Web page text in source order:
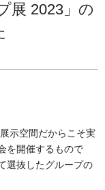
展 2023」の
示空間だからこそ実
を開催するもので
選抜したグループの